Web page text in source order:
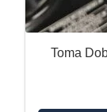
Toma